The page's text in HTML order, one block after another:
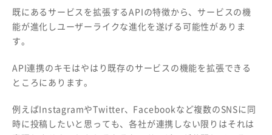
既にあるサービスを拡張するAPIの特徴から、サービスの機
能が進化しユーザーライクな進化を遂げる可能性がありま
す。
API連携のキモはやはり既存のサービスの機能を拡張できる
ところにあります。
例えばInstagramやTwitter、Facebookなど複数のSNSに同
時に投稿したいと思っても、各社が連携しない限りはそれは